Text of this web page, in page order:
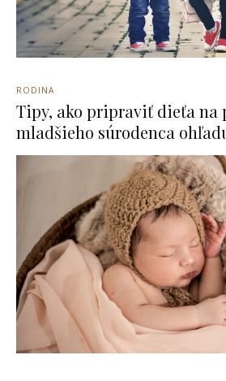
RODINA
Tipy, ako pripraviť dieťa na
mladšieho súrodenca